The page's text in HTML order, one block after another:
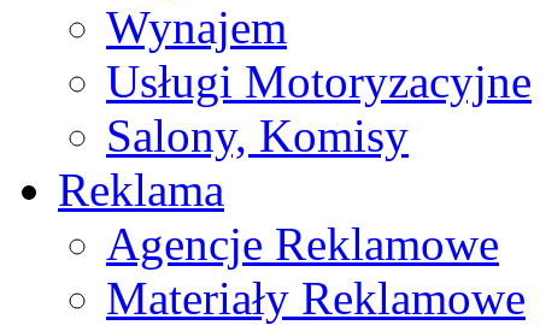
Wynajem
Usługi Motoryzacyjne
Salony, Komisy
Reklama
Agencje Reklamowe
Materiały Reklamowe